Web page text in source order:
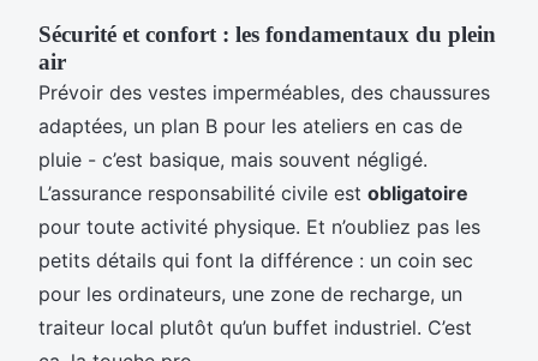
Sécurité et confort : les fondamentaux du plein
air
Prévoir des vestes imperméables, des chaussures
adaptées, un plan B pour les ateliers en cas de
pluie - c’est basique, mais souvent négligé.
L’assurance responsabilité civile est obligatoire
pour toute activité physique. Et n’oubliez pas les
petits détails qui font la différence : un coin sec
pour les ordinateurs, une zone de recharge, un
traiteur local plutôt qu’un buffet industriel. C’est